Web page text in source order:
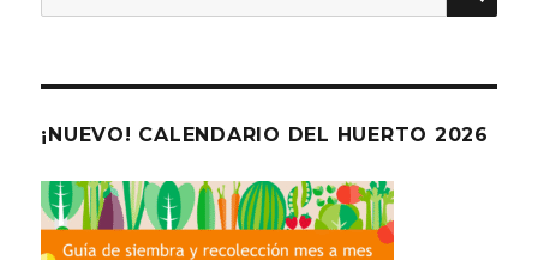
por:
¡NUEVO! CALENDARIO DEL HUERTO 2026